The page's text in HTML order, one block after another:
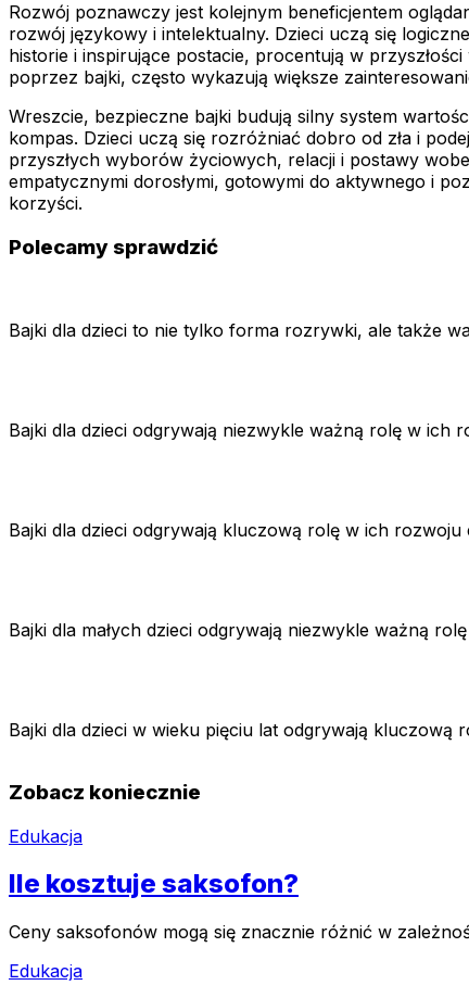
Rozwój poznawczy jest kolejnym beneficjentem
rozwój językowy i intelektualny. Dzieci uczą się
historie i inspirujące postacie, procentują w
poprzez bajki, często wykazują większe
Wreszcie, bezpieczne bajki budują silny system
kompas. Dzieci uczą się rozróżniać dobro od zła i
przyszłych wyborów życiowych, relacji i postawy
empatycznymi dorosłymi, gotowymi do aktywnego i
korzyści.
Polecamy sprawdzić
Bajki dla dzieci to nie tylko forma rozrywki, ale także
Bajki dla dzieci odgrywają niezwykle ważną rolę w ich
Bajki dla dzieci odgrywają kluczową rolę w ich
Bajki dla małych dzieci odgrywają niezwykle ważną
Bajki dla dzieci w wieku pięciu lat odgrywają
Zobacz koniecznie
Edukacja
Ile kosztuje saksofon?
Ceny saksofonów mogą się znacznie różnić w
Edukacja